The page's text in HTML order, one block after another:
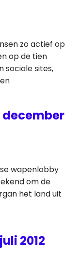
zo actief op
op de tien
sociale sites,
december
wapenlobby
om de
het land uit
2012